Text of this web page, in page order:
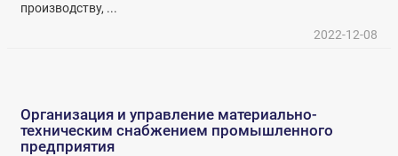
производству, ...
2022-12-08
Организация и управление материально-
техническим снабжением промышленного
предприятия